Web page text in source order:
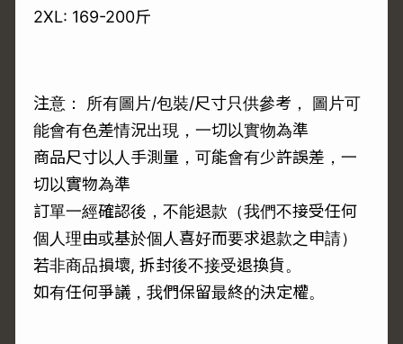
2XL: 169-200斤
注意： 所有圖片/包裝/尺寸只供參考， 圖片可
能會有色差情況出現，一切以實物為準
商品尺寸以人手測量，可能會有少許誤差，一
切以實物為準
訂單一經確認後，不能退款（我們不接受任何
個人理由或基於個人喜好而要求退款之申請）
若非商品損壞, 拆封後不接受退換貨。
如有任何爭議，我們保留最終的決定權。